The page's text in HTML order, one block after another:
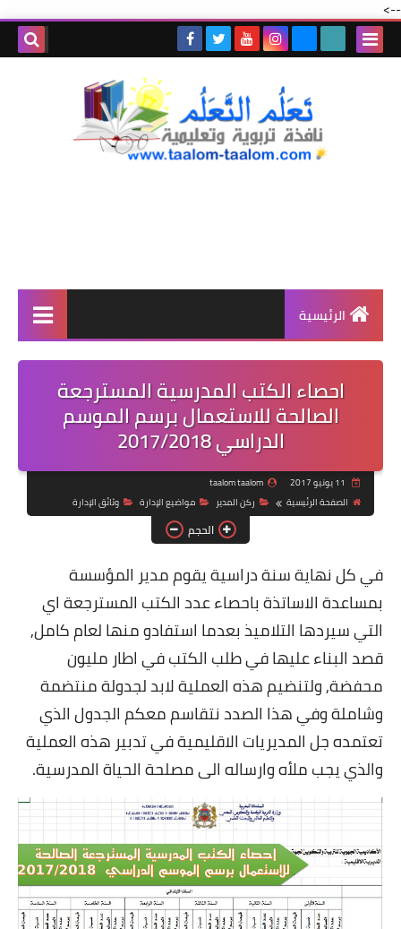
-->
الرئيسية
احصاء الكتب المدرسية المسترجعة
الصالحة للاستعمال برسم الموسم
الدراسي 2017/2018
taalom taalom
الصفحة الرئيسية
ركن المدير مواضيع الإدارة وثائق الإدارة
الحجم
في كل نهاية سنة دراسية يقوم مدير المؤسسة
بمساعدة الاساتذة باحصاء عدد الكتب المسترجعة اي
التي سيردها التلاميذ بعدما استفادو منها لعام كامل,
قصد البناء عليها في طلب الكتب في اطار مليون
محفضة, ولتنضيم هذه العملية لابد لجدولة منتضمة
وشاملة وفي هذا الصدد نتقاسم معكم الجدول الذي
تعتمده جل المديريات الاقليمية في تدبير هذه العملية
والذي يجب ملأه وارساله الى مصلحة الحياة المدرسية.